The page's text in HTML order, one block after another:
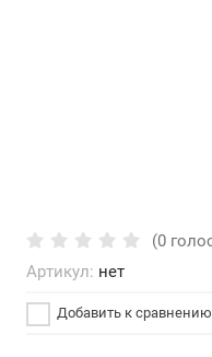
(0
Артикул: нет
Добавить к сравнению